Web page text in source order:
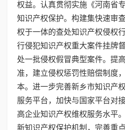
权益。认真贯彻实施《河南省
知识产权保护。构建集快速审
权于一体的查处知识产权侵权
行侵犯知识产权重大案件挂牌
处一批侵权假冒典型案件。提
准，建立侵权惩罚性赔偿制度
本。进一步完善新乡市知识产
服务平台，加快与国家平台对
高企业知识产权维权服务水平
新知识产权保护机制，完善重